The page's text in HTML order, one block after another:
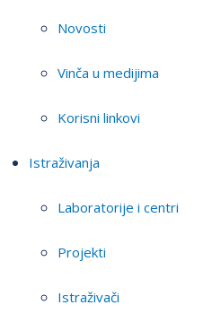
Novosti
Vinča u medijima
Korisni linkovi
Istraživanja
Laboratorije i centri
Projekti
Istraživači